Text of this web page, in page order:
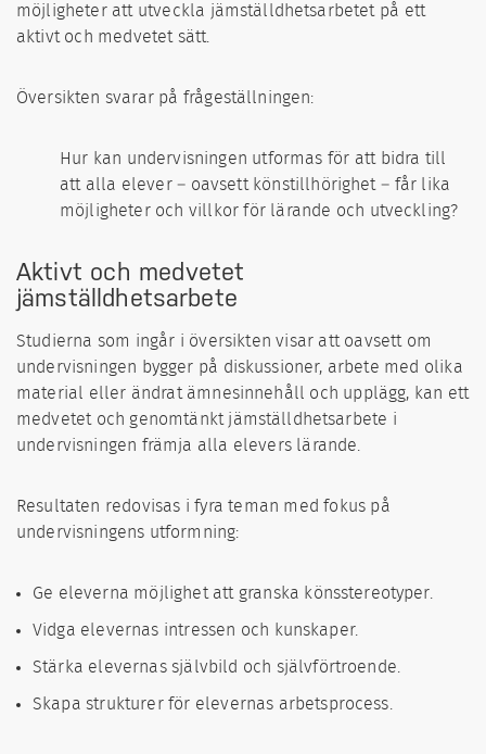
möjligheter att utveckla jämställdhetsarbetet på ett
aktivt och medvetet sätt.
Översikten svarar på frågeställningen:
Hur kan undervisningen utformas för att bidra till
att alla elever – oavsett köns­tillhörighet – får lika
möjligheter och villkor för lärande och utveckling?
Aktivt och medvetet
jämställdhetsarbete
Studierna som ingår i översikten visar att oavsett om
undervisningen bygger på diskussio­ner, arbete med olika
material eller ändrat ämnesinnehåll och upplägg, kan ett
medvetet och genom­tänkt jämställdhetsarbete i
undervisningen främja alla elevers lärande.
Resultaten redovisas i fyra teman med fokus på
undervisningens utformning:
Ge eleverna möjlighet att granska könsstereotyper.
Vidga elevernas intressen och kunskaper.
Stärka elevernas självbild och självförtroende.
Skapa strukturer för elevernas arbetsprocess.